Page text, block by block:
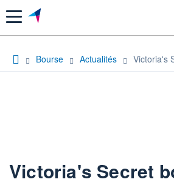
Menu
Bourse Actualités Victoria's
Victoria's Secret